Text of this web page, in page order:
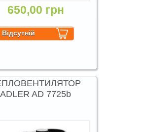
650,00 грн
ADLER AD 7725b